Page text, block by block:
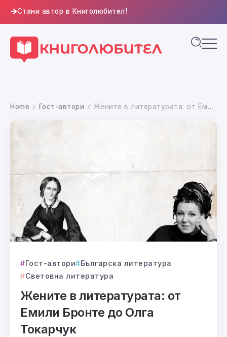
Стани автор в Книголюбител!
Home / Гост-автори / Жените в литературата: от Емили Бронте до Олга Токарчук
Гост-автори
Българска литература
Световна литература
Жените в литературата: от
Емили Бронте до Олга
Токарчук